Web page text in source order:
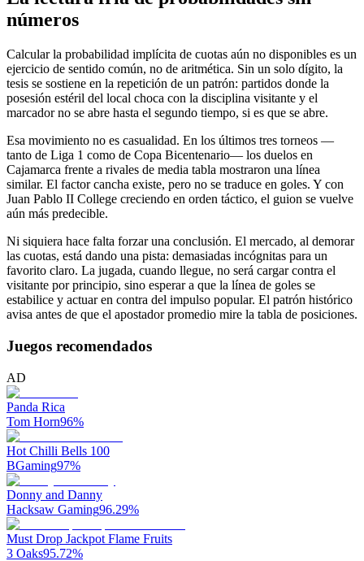
números
Calcular la probabilidad implícita de cuotas aún no disponibles es un
ejercicio de sentido común, no de aritmética. Sin un solo dígito, la
tesis se sostiene en la repetición de un patrón: partidos donde la
posesión estéril del local choca con la disciplina visitante y el
marcador no se abre hasta el segundo tiempo, si es que se abre.
Esa movimiento no es casualidad. En los últimos tres torneos —
tanto de Liga 1 como de Copa Bicentenario— los duelos en
Cajamarca frente a rivales de media tabla mostraron una línea
similar. El factor cancha existe, pero no se traduce en goles. Y con
Juan Pablo II College creciendo en orden táctico, el guion se vuelve
aún más predecible.
Ni siquiera hace falta forzar una conclusión. El mercado, al demorar
las cuotas, está dando una pista: demasiadas incógnitas para un
favorito claro. La jugada, cuando llegue, no será cargar contra el
visitante por principio, sino esperar a que la línea de goles se
estabilice y actuar en contra del impulso popular. El patrón histórico
avisa antes de que el apostador promedio mire la tabla de posiciones.
Juegos recomendados
AD
Panda Rica
Tom Horn96%
Hot Chilli Bells 100
BGaming97%
Donny and Danny
Hacksaw Gaming96.29%
Must Drop Jackpot Flame Fruits
3 Oaks95.72%